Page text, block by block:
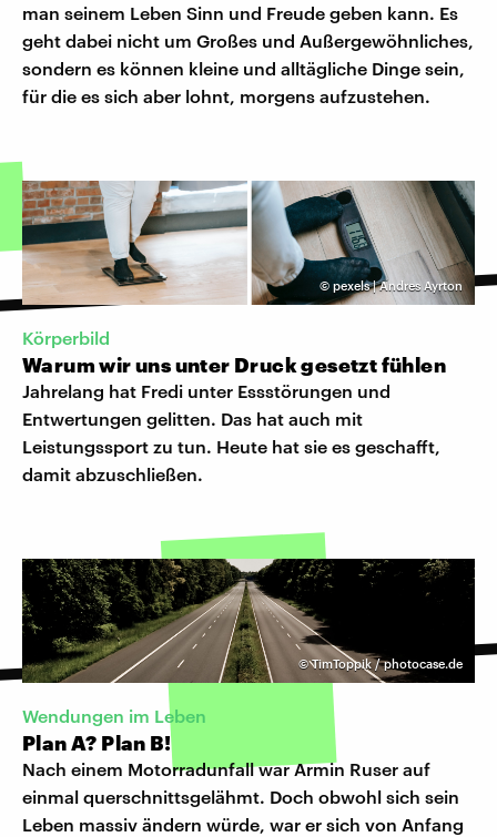
man seinem Leben Sinn und Freude geben kann. Es
geht dabei nicht um Großes und Außergewöhnliches,
sondern es können kleine und alltägliche Dinge sein,
für die es sich aber lohnt, morgens aufzustehen.
© pexels | Andres Ayrton
Körperbild
Warum wir uns unter Druck gesetzt fühlen
Jahrelang hat Fredi unter Essstörungen und
Entwertungen gelitten. Das hat auch mit
Leistungssport zu tun. Heute hat sie es geschafft,
damit abzuschließen.
©TimToppik / photocase.de
Wendungen im Leben
Plan A? Plan B!
Nach einem Motorradunfall war Armin Ruser auf
einmal querschnittsgelähmt. Doch obwohl sich sein
Leben massiv ändern würde, war er sich von Anfang